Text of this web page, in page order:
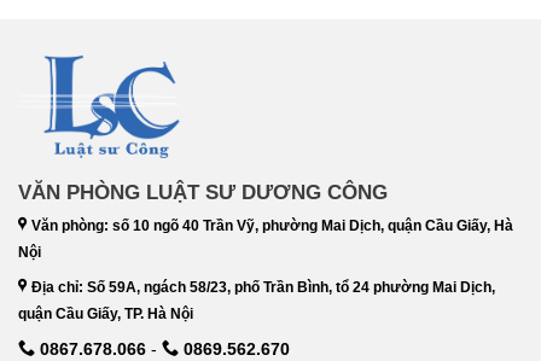
VĂN PHÒNG LUẬT SƯ DƯƠNG CÔNG
Văn phòng: số 10 ngõ 40 Trần Vỹ, phường Mai Dịch, quận Cầu Giấy, Hà
Nội
Địa chỉ: Số 59A, ngách 58/23, phố Trần Bình, tổ 24 phường Mai Dịch,
quận Cầu Giấy, TP. Hà Nội
0867.678.066 - 0869.562.670